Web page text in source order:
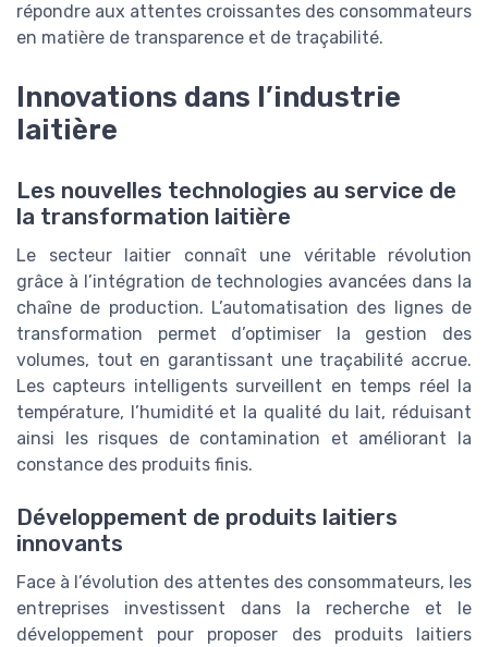
répondre aux attentes croissantes des consommateurs
en matière de transparence et de traçabilité.
Innovations dans l’industrie
laitière
Les nouvelles technologies au service de
la transformation laitière
Le secteur laitier connaît une véritable révolution
grâce à l’intégration de technologies avancées dans la
chaîne de production. L’automatisation des lignes de
transformation permet d’optimiser la gestion des
volumes, tout en garantissant une traçabilité accrue.
Les capteurs intelligents surveillent en temps réel la
température, l’humidité et la qualité du lait, réduisant
ainsi les risques de contamination et améliorant la
constance des produits finis.
Développement de produits laitiers
innovants
Face à l’évolution des attentes des consommateurs, les
entreprises investissent dans la recherche et le
développement pour proposer des produits laitiers